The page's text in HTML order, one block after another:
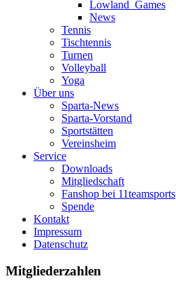
Lowland_Games
News
Tennis
Tischtennis
Turnen
Volleyball
Yoga
Über uns
Sparta-News
Sparta-Vorstand
Sportstätten
Vereinsheim
Service
Downloads
Mitgliedschaft
Fanshop bei 11teamsports
Spende
Kontakt
Impressum
Datenschutz
Mitgliederzahlen